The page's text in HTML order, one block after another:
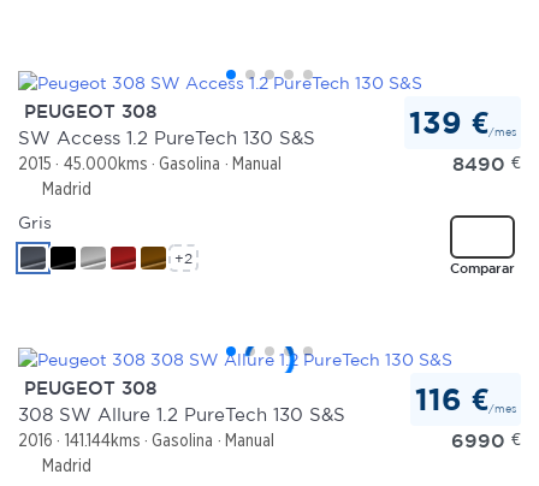
PEUGEOT 308
SW Access 1.2 PureTech 130 S&S
2015 45.000kms Gasolina
Manual
Madrid
139 €/mes
8490 €
Comparar
Gris
+2
PEUGEOT 308
308 SW Allure 1.2 PureTech 130 S&S
2016 141.144kms Gasolina
Manual
Madrid
116 €/mes
6990 €